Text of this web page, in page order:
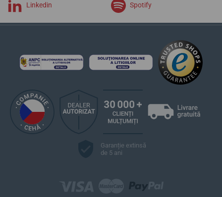
Linkedin Spotify
Garanție extinsă
de 5 ani